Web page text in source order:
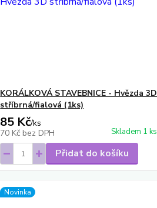
KORÁLKOVÁ STAVEBNICE - Hvězda 3D
stříbrná/fialová (1ks)
85 Kč/ks
70 Kč bez DPH Skladem 1 ks
Přidat do košíku
Novinka